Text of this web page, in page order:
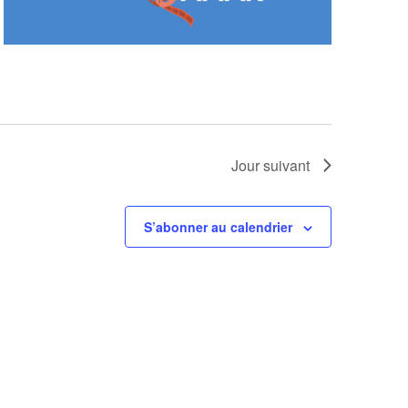
Jour suivant
S’abonner au calendrier